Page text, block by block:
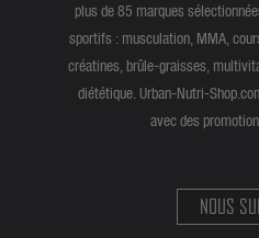
plus de 85 marques
sportifs : musculation, MMA,
créatines, brûle-graisses,
diététique. Urban-Nutri-
avec des
NOUS